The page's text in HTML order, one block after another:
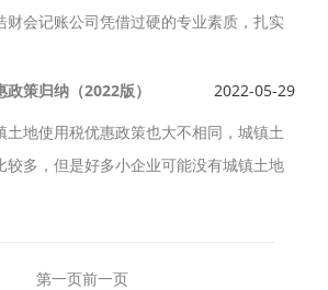
财会记账公司凭借过硬的专业素质，扎实
策归纳（2022版）
2022-05-29
土地使用税优惠政策也大不相同，城镇土
较多，但是好多小企业可能没有城镇土地
第一页前一页